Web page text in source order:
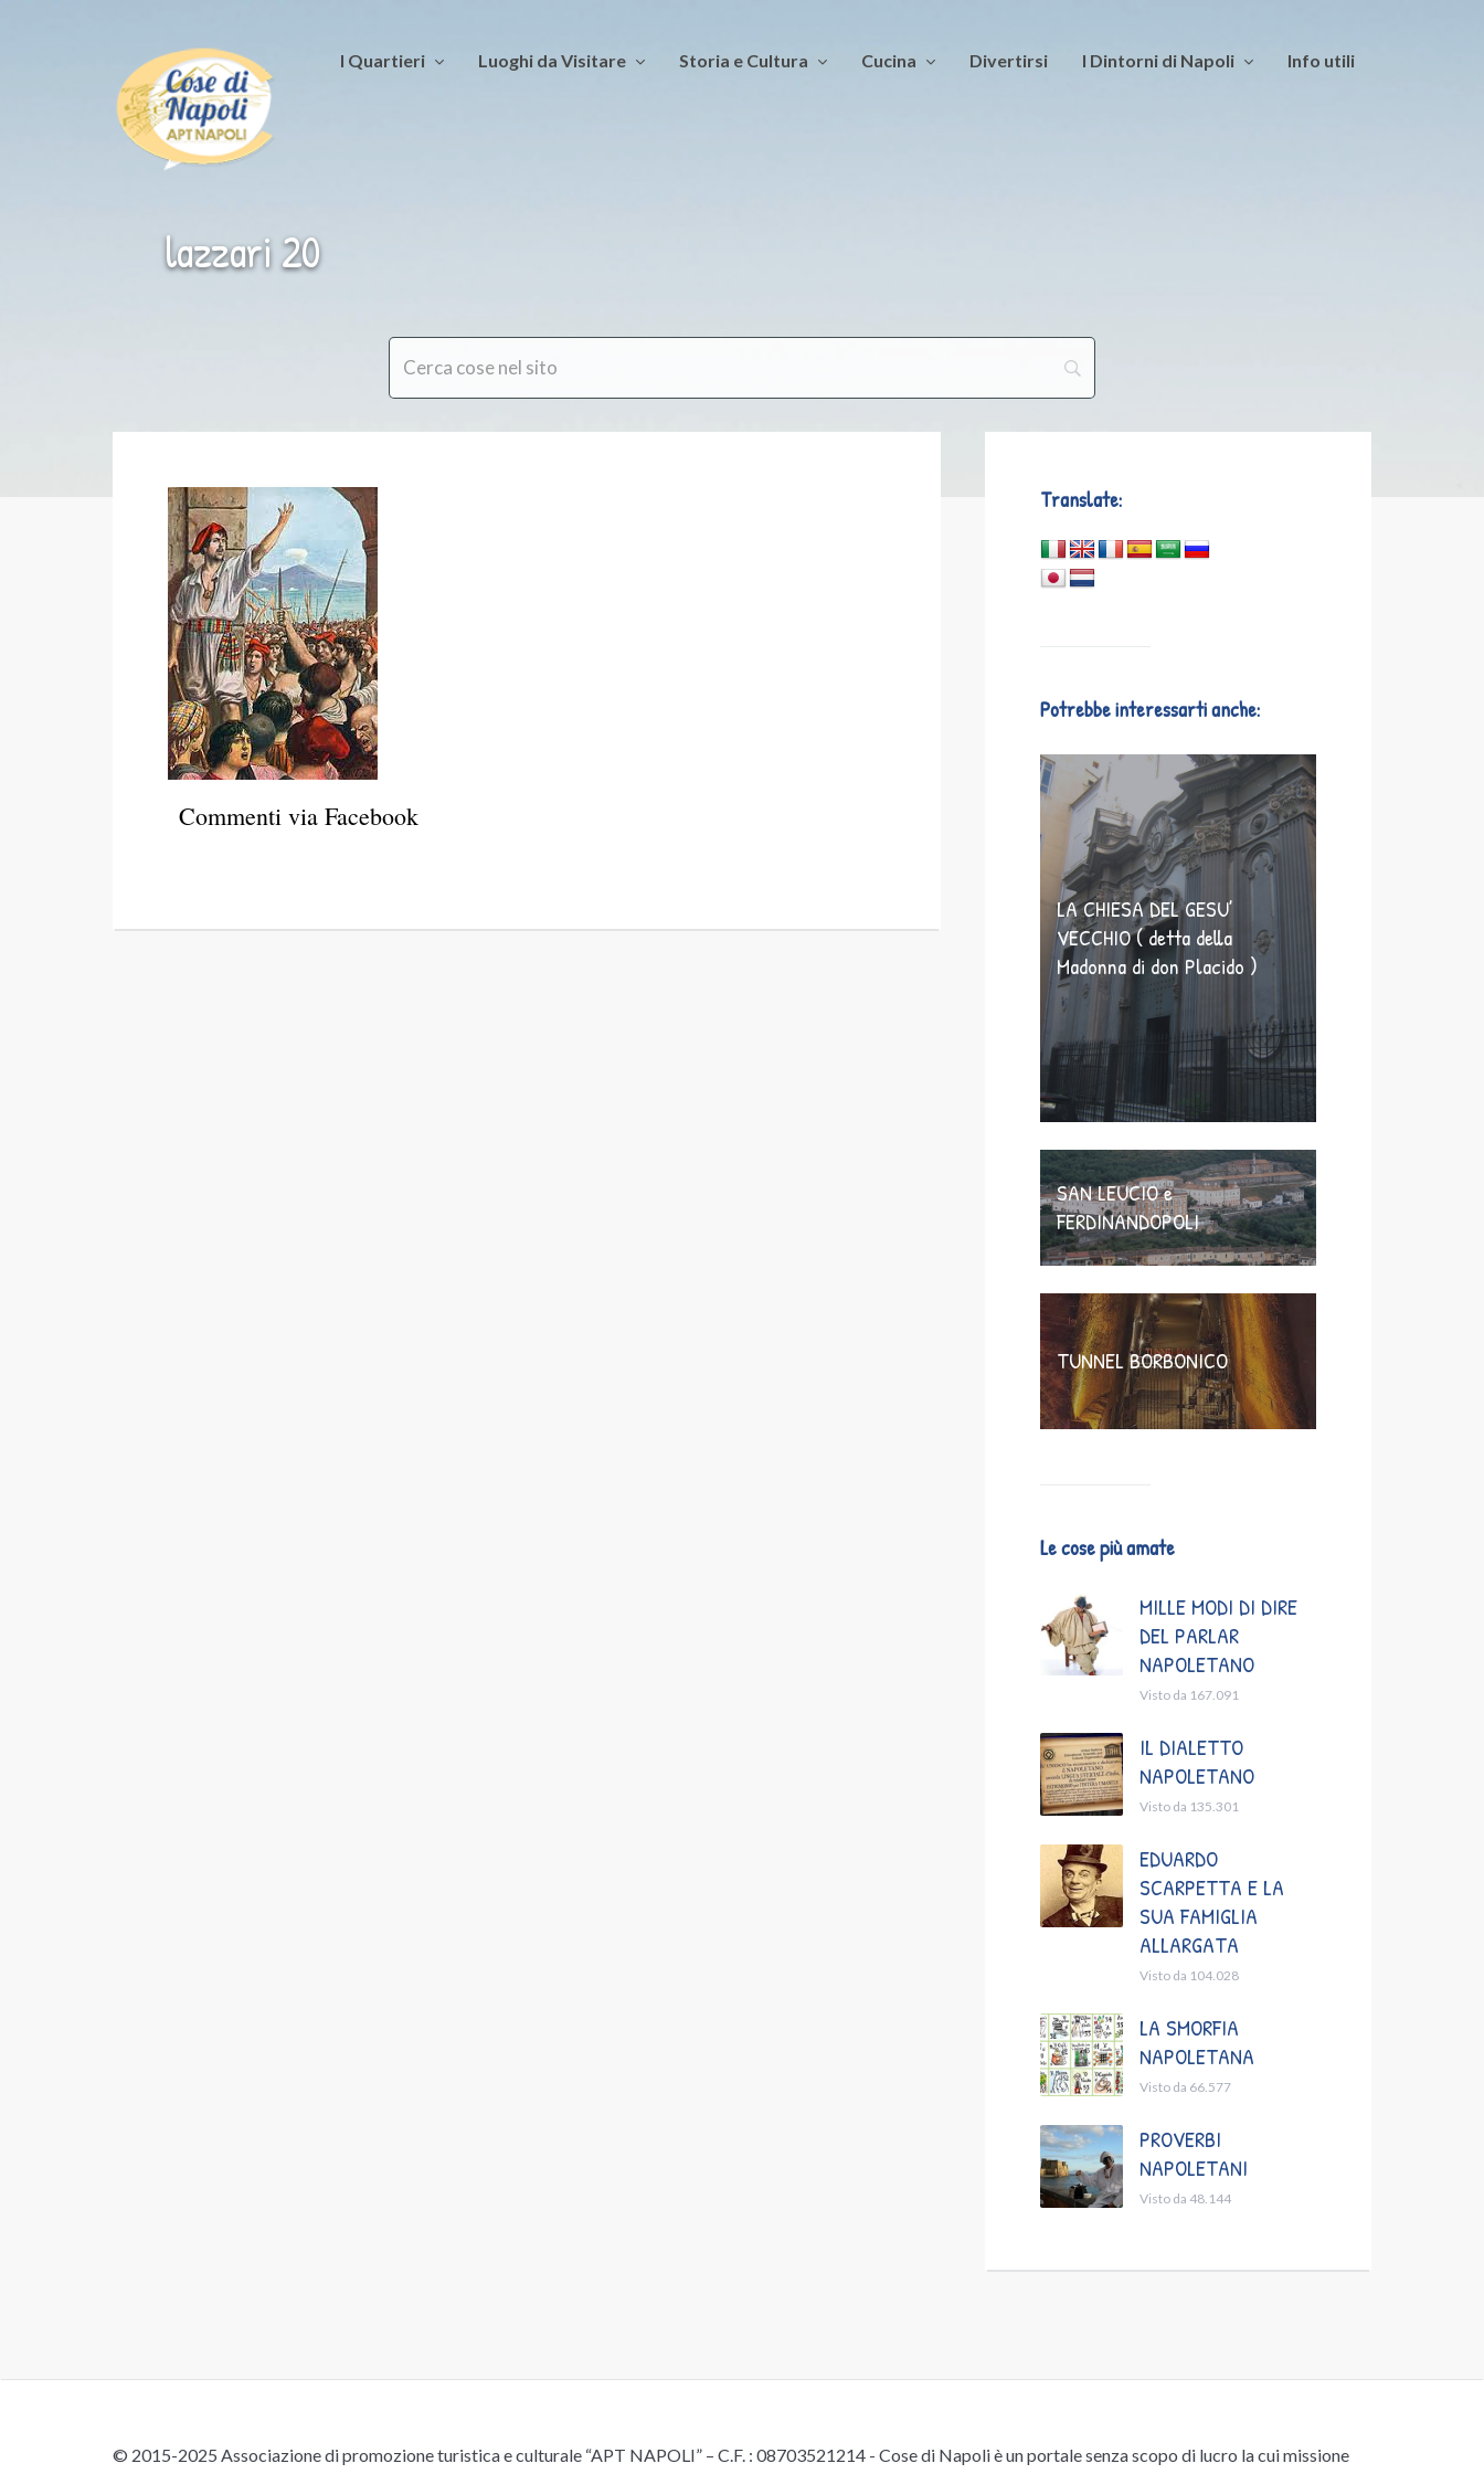
I Quartieri Luoghi da Visitare Storia e Cultura Cucina Divertirsi I Dintorni di Napoli Info utili
lazzari 20
Commenti via Facebook
Translate:
Potrebbe interessarti anche:
LA CHIESA DEL GESU’
VECCHIO ( detta della
Madonna di don Placido )
SAN LEUCIO e
FERDINANDOPOLI
TUNNEL BORBONICO
Le cose più amate
MILLE MODI DI DIRE
DEL PARLAR
NAPOLETANO
Visto da 167.091
IL DIALETTO
NAPOLETANO
Visto da 135.301
EDUARDO
SCARPETTA E LA
SUA FAMIGLIA
ALLARGATA
Visto da 104.028
LA SMORFIA
NAPOLETANA
Visto da 66.577
PROVERBI
NAPOLETANI
Visto da 48.144
© 2015-2025 Associazione di promozione turistica e culturale “APT NAPOLI” – C.F. : 08703521214 - Cose di Napoli è un portale senza scopo di lucro la cui missione